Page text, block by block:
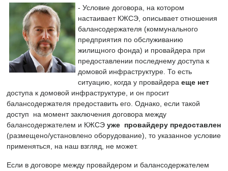
- Условие договора, на котором
настаивает КЖСЭ, описывает отношения
балансодержателя (коммунального
предприятия по обслуживанию
жилищного фонда) и провайдера при
предоставлении последнему доступа к
домовой инфраструктуре. То есть
ситуацию, когда у провайдера еще нет
доступа к домовой инфраструктуре, и он просит
балансодержателя предоставить его. Однако, если такой
доступ на момент заключения договора между
балансодержателем и КЖСЭ уже провайдеру предоставлен
(размещено/установлено оборудование), то указанное условие
применяться, на наш взгляд, не может.
Если в договоре между провайдером и балансодержателем